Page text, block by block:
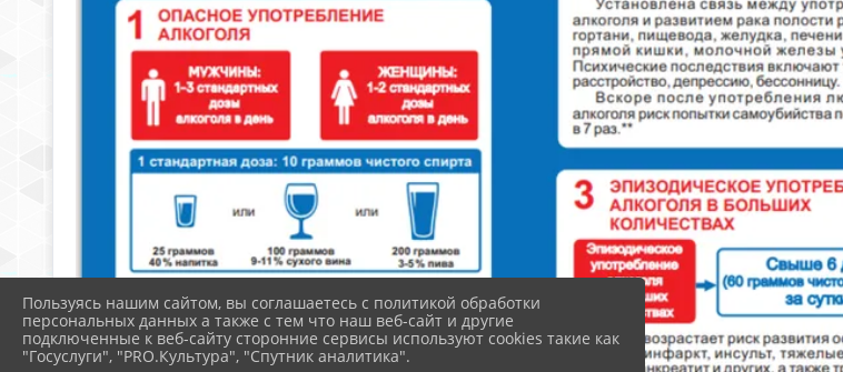
Пользуясь нашим сайтом, вы соглашаетесь с политикой обработки
персональных данных а также с тем что наш веб-сайт и другие
подключенные к веб-сайту сторонние сервисы используют cookies такие как
"Госуслуги", "PRO.Культура", "Спутник аналитика".